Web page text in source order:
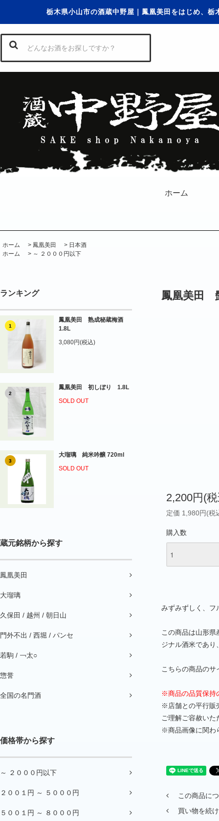
栃木県小山市の酒蔵中野屋｜鳳凰美田をはじめ、
ホーム
ホーム > 鳳凰美田 > 日本酒
ホーム
> ～ ２０００円以下
ランキング
1
鳳凰美田 熟成秘蔵梅酒
1.8L
3,080円(税込)
2
鳳凰美田 初しぼり 1.8L
SOLD OUT
3
大瑠璃 純米吟醸 720ml
SOLD OUT
蔵元銘柄から探す
鳳凰美田
大瑠璃
久保田 / 越州 / 朝日山
門外不出 / 西堀 / パンセ
若駒 / ￢太○
惣誉
全国の名門酒
価格帯から探す
～ ２０００円以下
２００１円 ～ ５０００円
５００１円 ～ ８０００円
鳳凰美田
2,200円(
定価 1,980円(税
購入数
みずみずしく、フ
この商品は山形
ジナル酒米であり
こちらの商品の
※商品の品質保持
※店舗との平行販
ご理解ご容赦い
※商品画像に関わ
この商品に
買い物を続